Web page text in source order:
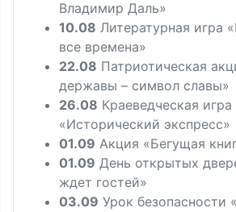
Владимир Даль»
10.08 Литературная игра
все времена»
22.08 Патриотическая
державы – символ славы»
26.08 Краеведческая игра
«Исторический экспресс»
01.09 Акция «Бегущая
01.09 День открытых
ждет гостей»
03.09 Урок безопасности